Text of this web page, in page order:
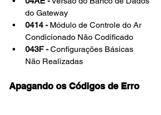
do Gateway
0414 - Módulo de Controle do Ar
Condicionado Não Codificado
043F - Configurações Básicas
Não Realizadas
Apagando os Códigos de Erro